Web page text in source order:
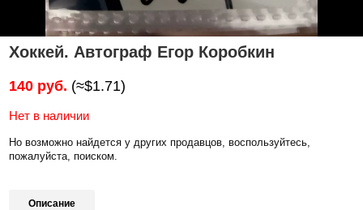
Хоккей. Автограф Егор Коробкин
140 руб. (≈$1.71)
Нет в наличии
Но возможно найдется у других продавцов, воспользуйтесь,
пожалуйста, поиском.
Описание